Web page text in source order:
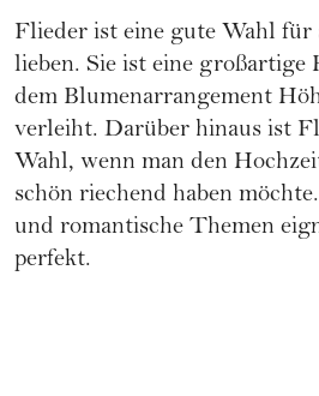
Flieder ist eine gute Wahl für
lieben. Sie ist eine großartige
dem Blumenarrangement
verleiht. Darüber hinaus ist
Wahl, wenn man den
schön riechend haben
und romantische Themen
perfekt.